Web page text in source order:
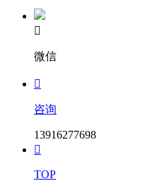

微信

咨询
13916277698

TOP